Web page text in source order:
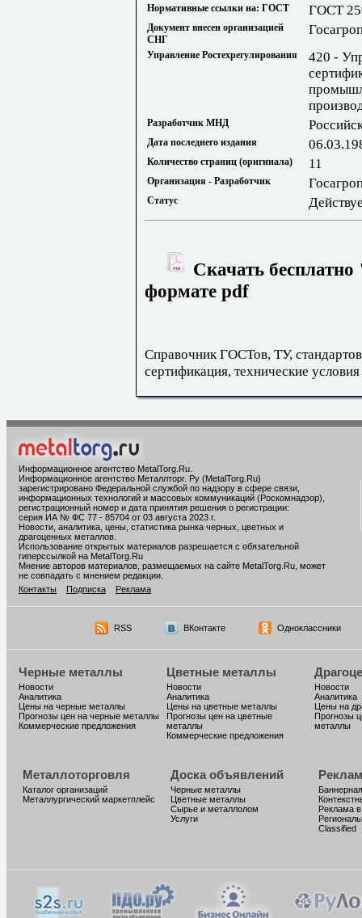
Нормативные ссылки на: ГОСТ ГОСТ
Документ внесен организацией
СНГ
Управление Ростехрегулирования
420 -
Разработчик МНД
Дата последнего издания
Количество страниц (оригинала) 11
Организация - Разработчик
Статус
Скачать
формате pdf
Справочник ГОСТов, ТУ,
сертификация, технические условия
Информационное агентство MetalTorg.Ru
Информационное агентство Металлторг. Ру (MetalTorg.Ru)
зарегистрировано Федеральной службой по надзору в сфере связи,
информационных технологий и массовых коммуникаций (Роскомнадзор),
регистрационный номер и дата принятия решения о регистрации:
серия ИА № ФС 77 - 85704 от 03 августа 2023 г.
Новости, аналитика, цены, статистика рынка черных, цветных и
драгоценных металлов.
Использование открытых материалов разрешается с обязательной
гиперссылкой на MetalTorg.Ru
Мнение авторов материалов, размещаемых на сайте MetalTorg.Ru, может
не совпадать с мнением редакции.
Контакты
Подписка Реклама
RSS ВКонтакте Одноклассники
Черные металлы
Новости
Аналитика
Цены на черные металлы
Прогнозы цен на черные металлы
Коммерческие предложения
Цветные металлы
Новости
Аналитика
Цены на цветные металлы
Прогнозы цен на цветные
металлы
Коммерческие предложения
Новости
Аналитика
Цены на
Прогнозы
металлы
Металлоторговля
Каталог организаций
Металлургический маркетплейс
Доска объявлений
Черные металлы
Цветные металлы
Сырье и металлолом
Услуги
Реклама
Classified